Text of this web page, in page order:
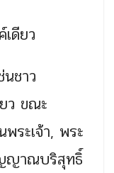
เดียว
ชาว
ว ขณะ
พระเจ้า, พระ
ญญาณบริสุทธิ์